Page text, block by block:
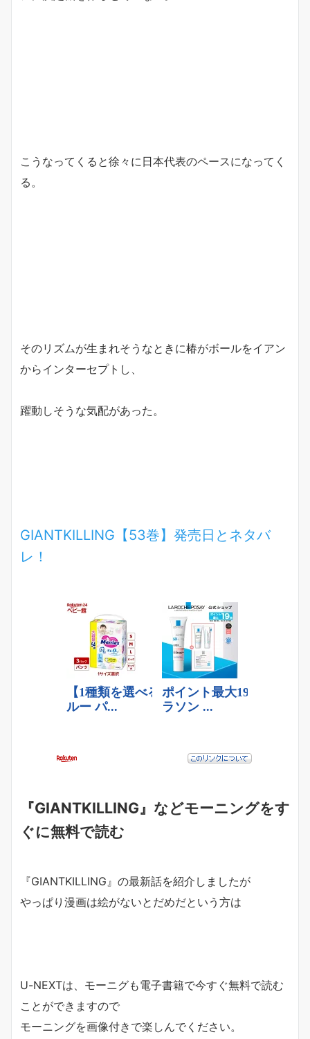
こうなってくると徐々に日本代表のペースになってく
る。
そのリズムが生まれそうなときに椿がボールをイアン
からインターセプトし、
躍動しそうな気配があった。
GIANTKILLING【53巻】発売日とネタバ
レ！
『GIANTKILLING』などモーニングをす
ぐに無料で読む
『GIANTKILLING』の最新話を紹介しましたが
やっぱり漫画は絵がないとだめだという方は
U-NEXTは、モーニグも電子書籍で今すぐ無料で読む
ことができますので
モーニングを画像付きで楽しんでください。